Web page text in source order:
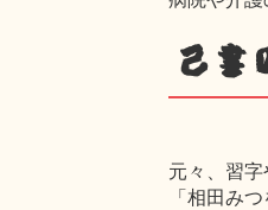
己書
元々、習
「相田み